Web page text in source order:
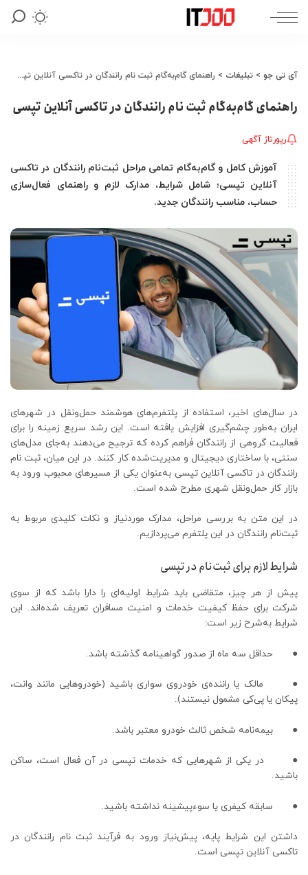
آی تی جو > تبلیغات > راهنمای گام‌به‌گام ثبت نام رانندگان در تاکسی آنلاین تپسی
راهنمای گام‌به‌گام ثبت نام رانندگان در تاکسی آنلاین تپسی
رپورتاژ آگهی
آموزش کامل و گام‌به‌گام تمامی مراحل ثبت‌نام رانندگان در تاکسی
آنلاین تپسی؛ شامل شرایط، مدارک لازم و راهنمای فعال‌سازی
حساب، مناسب رانندگان جدید.
در سال‌های اخیر، استفاده از پلتفرم‌های هوشمند حمل‌ونقل در شهرهای
ایران به‌طور چشم‌گیری افزایش یافته است. این رشد سریع زمینه‌ را برای
فعالیت گروهی از رانندگان فراهم کرده که ترجیح می‌دهند به‌جای مدل‌های
سنتی، با ساختاری دیجیتال و مدیریت‌شده کار کنند. در این میان، ثبت نام
رانندگان در تاکسی آنلاین تپسی به‌عنوان یکی از مسیرهای محبوب ورود به
بازار کار حمل‌ونقل شهری مطرح شده است.
در این متن به بررسی مراحل، مدارک موردنیاز و نکات کلیدی مربوط به
ثبت‌نام رانندگان در این پلتفرم می‌پردازیم.
شرایط لازم برای ثبت‌نام در تپسی
پیش از هر چیز، متقاضی باید شرایط اولیه‌ای را دارا باشد که از سوی
شرکت برای حفظ کیفیت خدمات و امنیت مسافران تعریف شده‌اند. این
شرایط به‌شرح زیر است:
● حداقل سه ماه از صدور گواهینامه گذشته باشد.
● مالک یا راننده‌ی خودروی سواری باشید (خودروهایی مانند وانت،
پیکان یا پی‌کی مشمول نیستند).
● بیمه‌نامه شخص ثالث خودرو معتبر باشد.
● در یکی از شهرهایی که خدمات تپسی در آن فعال است، ساکن
باشید.
● سابقه کیفری یا سوءپیشینه نداشته باشید.
داشتن این شرایط پایه، پیش‌نیاز ورود به فرآیند ثبت نام رانندگان در
تاکسی آنلاین تپسی است.